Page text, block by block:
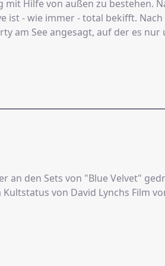
Hilfe von außen zu bestehen.
ist - wie immer - total bekifft.
am See angesagt, auf der es nur
an den Sets von "Blue Velvet"
von David Lynchs Film